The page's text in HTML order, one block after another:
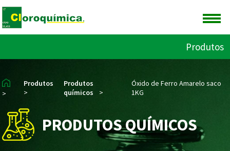
Produtos
>
Produtos
>
Produtos
químicos
>
Óxido de Ferro Amarelo saco
1KG
PRODUTOS QUÍMICOS